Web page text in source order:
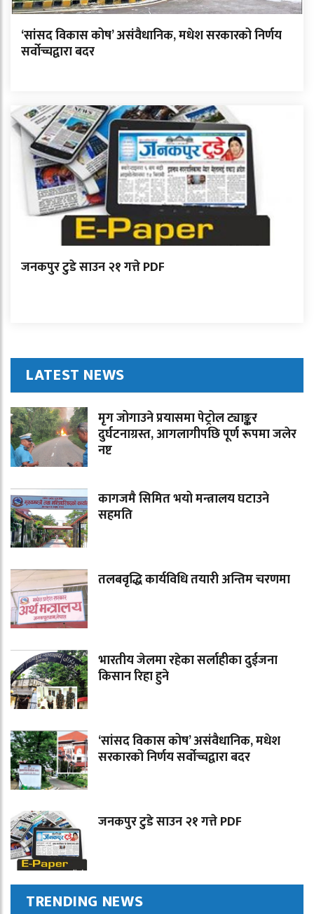
‘सांसद विकास कोष’ असंवैधानिक, मधेश सरकारको निर्णय
सर्वोच्चद्वारा बदर
जनकपुर टुडे साउन २१ गत्ते PDF
LATEST NEWS
मृग जोगाउने प्रयासमा पेट्रोल ट्याङ्कर
दुर्घटनाग्रस्त, आगलागीपछि पूर्ण रूपमा जलेर
नष्ट
कागजमै सिमित भयो मन्त्रालय घटाउने
सहमति
तलबवृद्धि कार्यविधि तयारी अन्तिम चरणमा
भारतीय जेलमा रहेका सर्लाहीका दुईजना
किसान रिहा हुने
‘सांसद विकास कोष’ असंवैधानिक, मधेश
सरकारको निर्णय सर्वोच्चद्वारा बदर
जनकपुर टुडे साउन २१ गत्ते PDF
TRENDING NEWS